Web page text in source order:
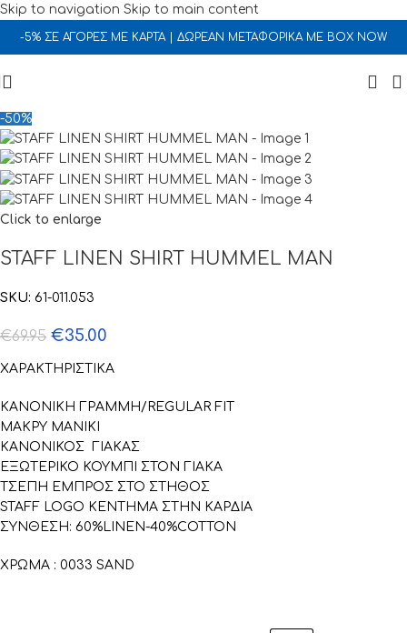
Skip to navigation Skip to main content
-5% ΣΕ ΑΓΟΡΕΣ ΜΕ ΚΑΡΤΑ | ΔΩΡΕΑΝ ΜΕΤΑΦΟΡΙΚΑ ΜΕ BOX NOW
-50%
Click to enlarge
STAFF LINEN SHIRT HUMMEL MAN
SKU: 61-011.053
€69.95 €35.00
ΧΑΡΑΚΤΗΡΙΣΤΙΚΑ
ΚΑΝΟΝΙΚΗ ΓΡΑΜΜΗ/REGULAR FIT
ΜΑΚΡΥ ΜΑΝΙΚΙ
ΚΑΝΟΝΙΚΟΣ ΓΙΑΚΑΣ
ΕΞΩΤΕΡΙΚΟ ΚΟΥΜΠΙ ΣΤΟΝ ΓΙΑΚΑ
ΤΣΕΠΗ ΕΜΠΡΟΣ ΣΤΟ ΣΤΗΘΟΣ
STAFF LOGO ΚΕΝΤΗΜΑ ΣΤΗΝ ΚΑΡΔΙΑ
ΣΥΝΘΕΣΗ: 60%LINEN-40%COTTON
ΧΡΩΜΑ : 0033 SAND